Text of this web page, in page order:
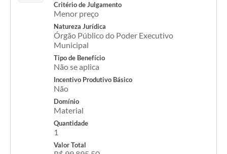
Critério de Julgamento
Menor preço
Natureza Jurídica
Órgão Público do Poder Executivo
Municipal
Tipo de Benefício
Não se aplica
Incentivo Produtivo Básico
Não
Domínio
Material
Quantidade
1
Valor Total